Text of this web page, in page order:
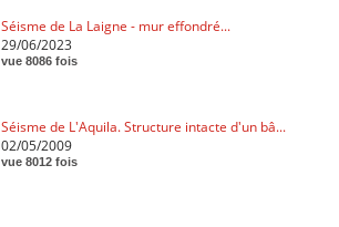
Séisme de La Laigne - mur effondré...
29/06/2023
vue 8086 fois
Séisme de L'Aquila. Structure intacte d'un bâ...
02/05/2009
vue 8012 fois